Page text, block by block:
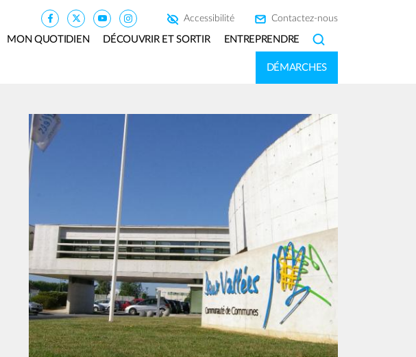
Accessibilité Contactez-nous
MON QUOTIDIEN DÉCOUVRIR ET SORTIR ENTREPRENDRE SEARCH
DÉMARCHES
Image